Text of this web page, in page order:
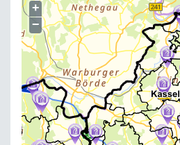
+
−